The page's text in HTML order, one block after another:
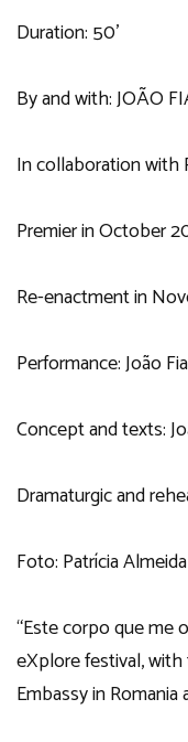
Duration: 50’
By and with: JOÃO
In collaboration with
Premier in October
Re-enactment in
Performance: João
Concept and texts:
Dramaturgic and
Foto: Patrícia Almeida
“Este corpo que me
eXplore festival,
Embassy in